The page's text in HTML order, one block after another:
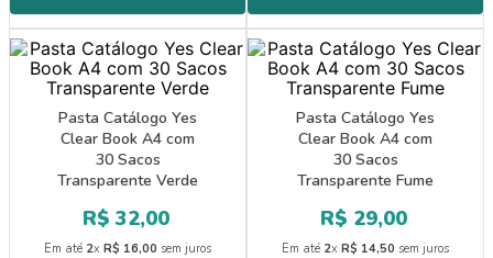
Pasta Catálogo Yes
Clear Book A4 com
30 Sacos
Transparente Verde
R$ 32,00
Em até 2x R$ 16,00 sem juros
Pasta Catálogo Yes
Clear Book A4 com
30 Sacos
Transparente Fume
R$ 29,00
Em até 2x R$ 14,50 sem juros